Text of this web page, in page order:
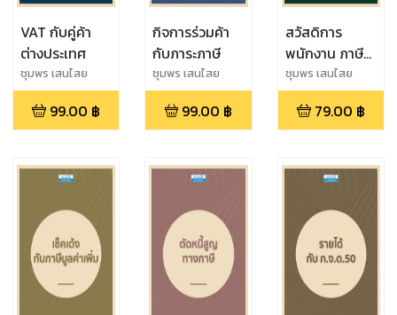
VAT กับคู่ค้า
ต่างประเทศ
ชุมพร เสนไสย
99.00 ฿
กิจการร่วมค้า
กับภาระภาษี
ชุมพร เสนไสย
99.00 ฿
สวัสดิการ
พนักงาน ภาษีที่
ไม่ควรมองข้าม
ชุมพร เสนไสย
79.00 ฿